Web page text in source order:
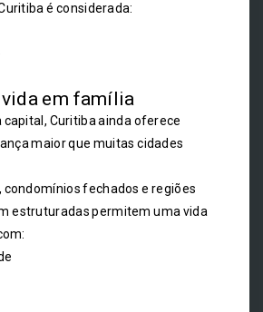
é considerada:
vida em família
capital, Curitiba ainda oferece
maior que muitas cidades
condomínios fechados e regiões
estruturadas permitem uma vida